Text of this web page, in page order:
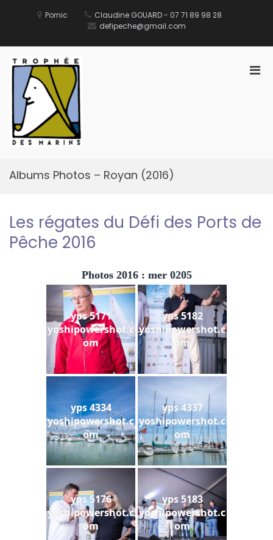
Pornic
Claudine GOUARD - 07 71 89 98 28
defipeche@gmail.com
Albums Photos – Royan (2016)
Les régates du Défi des Ports de
Pêche 2016
Photos 2016 : mer 0205
yps 5171
yoshipowershot.c
om
yps 5182
yoshipowershot.c
om
yps 4334
yoshipowershot.c
om
yps 4337
yoshipowershot.c
om
yps 5176
yoshipowershot.c
om
yps 5183
yoshipowershot.c
om